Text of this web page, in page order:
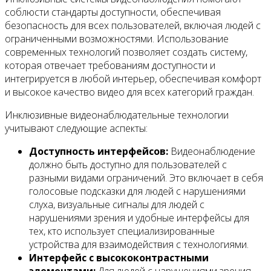
соблюсти стандарты доступности, обеспечивая
безопасность для всех пользователей, включая людей с
ограниченными возможностями. Использование
современных технологий позволяет создать систему,
которая отвечает требованиям доступности и
интегрируется в любой интерьер, обеспечивая комфорт
и высокое качество видео для всех категорий граждан.
Инклюзивные видеонаблюдательные технологии
учитывают следующие аспекты:
Доступность интерфейсов: Видеонаблюдение
должно быть доступно для пользователей с
разными видами ограничений. Это включает в себя
голосовые подсказки для людей с нарушениями
слуха, визуальные сигналы для людей с
нарушениями зрения и удобные интерфейсы для
тех, кто использует специализированные
устройства для взаимодействия с технологиями.
Интерфейс с высококонтрастными